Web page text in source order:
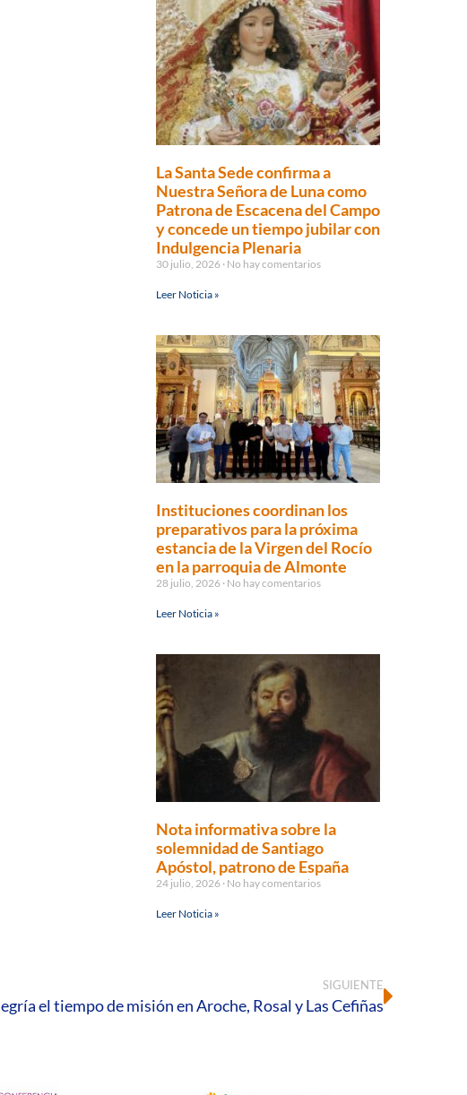
La Santa Sede confirma a
Nuestra Señora de Luna como
Patrona de Escacena del Campo
y concede un tiempo jubilar con
Indulgencia Plenaria
30 julio, 2026 No hay comentarios
Leer Noticia »
Instituciones coordinan los
preparativos para la próxima
estancia de la Virgen del Rocío
en la parroquia de Almonte
28 julio, 2026 No hay comentarios
Leer Noticia »
Nota informativa sobre la
solemnidad de Santiago
Apóstol, patrono de España
24 julio, 2026 No hay comentarios
Leer Noticia »
SIGUIENTE
el tiempo de misión en Aroche, Rosal y Las Cefiñas